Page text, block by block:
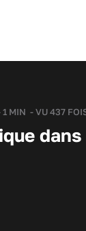
1 MIN - VU 437
dans